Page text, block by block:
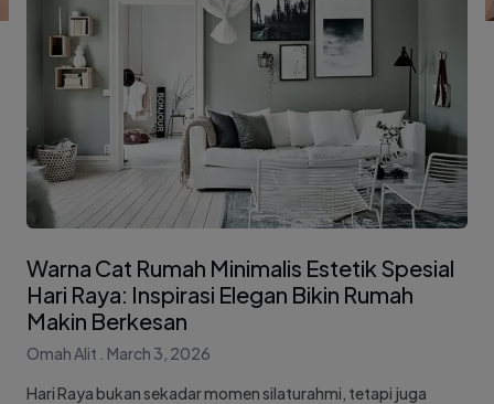
Warna Cat Rumah Minimalis Estetik Spesial
Hari Raya: Inspirasi Elegan Bikin Rumah
Makin Berkesan
Omah Alit
March 3, 2026
Hari Raya bukan sekadar momen silaturahmi, tetapi juga